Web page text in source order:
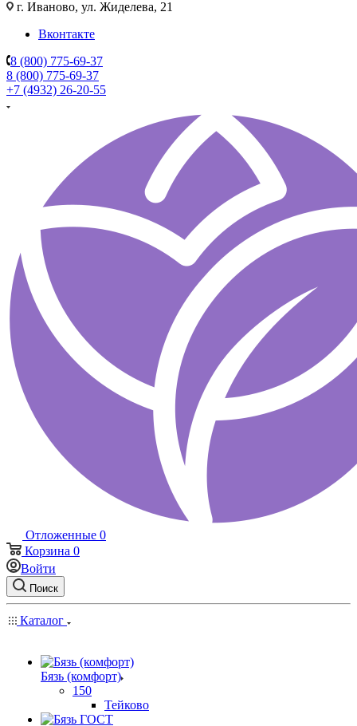
г. Иваново, ул. Жиделева, 21
Вконтакте
8 (800) 775-69-37
8 (800) 775-69-37
+7 (4932) 26-20-55
Отложенные 0
Корзина 0
Войти
Поиск
Каталог
Бязь (комфорт)
150
Тейково